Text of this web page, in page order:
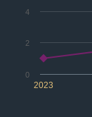
2023
0
2
4